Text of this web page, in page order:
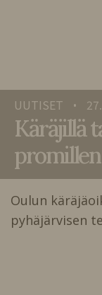
UUTISET •
Käräjillä
Oulun
pyhäjärvisen